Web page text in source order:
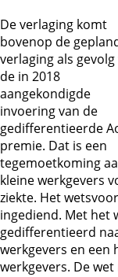
De verlaging komt
bovenop de
verlaging als gevolg
de in 2018
aangekondigde
invoering van de
gedifferentieerde
premie. Dat is een
tegemoetkoming
kleine werkgevers
ziekte. Het
ingediend. Met het
gedifferentieerd
werkgevers en
werkgevers. De